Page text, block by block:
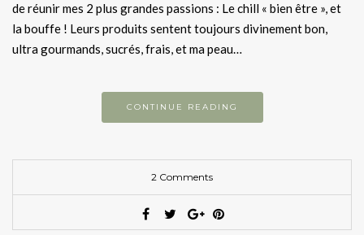
de réunir mes 2 plus grandes passions : Le chill « bien être », et
la bouffe ! Leurs produits sentent toujours divinement bon,
ultra gourmands, sucrés, frais, et ma peau…
CONTINUE READING
2 Comments